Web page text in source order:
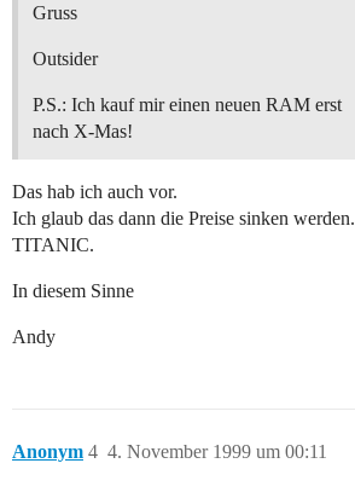
Gruss
Outsider
P.S.: Ich kauf mir einen neuen RAM erst
nach X-Mas!
Das hab ich auch vor.
Ich glaub das dann die Preise sinken werden.
TITANIC.
In diesem Sinne
Andy
Anonym 4. November 1999 um 00:11
4